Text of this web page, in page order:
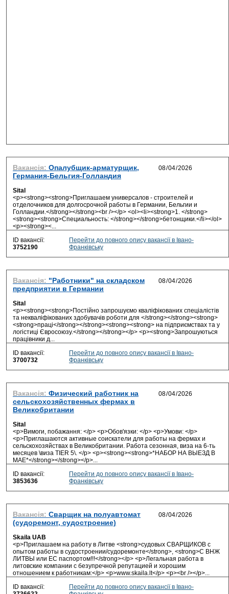
Вакансія: Опалубщик-арматурщик,
Германия-Бельгия-Голландия
Sital
<p><strong><strong>Приглашаем универсалов - строителей и
отделочников для долгосрочной работы в Германии, Бельгии и
Голландии.</strong></strong><br /></p> <ol><li><strong>1. </strong>
<strong><strong>Специальность: </strong></strong>бетонщики.</li></ol>
<p><strong><...
ID вакансії:
3752190
Перейти до повного опису вакансії в Івано-
Франківську
Вакансія: "Работники" на складском
предприятии в Германии
Sital
<p><strong><strong>Постійно запрошуємо кваліфікованих спеціалістів
та некваліфікованих здобувачів роботи для </strong></strong><strong>
<strong>праці</strong></strong><strong><strong> на підприємствах та у
логістиці Євросоюзу.</strong></strong></p> <p><strong>Запрошуються
працівники д...
ID вакансії:
3700732
Перейти до повного опису вакансії в Івано-
Франківську
Вакансія: Физический работник на
сельскохозяйственных фермах в
Великобритании
Sital
<p>Вимоги, побажання: </p> <p>Обов'язки: </p> <p>Умови: </p>
<p>Приглашаются активные соискатели для работы на фермах и
сельскохозяйствах в Великобритании. Работа сезонная, виза на 6-ть
месяцев \виза ТIER 5\. </p> <p><strong><strong>*НАБОР НА ВЫЕЗД В
МАЕ*</strong></strong></p>...
ID вакансії:
3853636
Перейти до повного опису вакансії в Івано-
Франківську
Вакансія: Сварщик на полуавтомат
(судоремонт, судостроение)
Skaila UAB
<p>Приглашаем на работу в Литве <strong>судовых СВАРЩИКОВ с
опытом работы в судостроении/судоремонте</strong>, <strong>С ВНЖ
ЛИТВЫ или ЕС паспортом!!!</strong></p> <p>Легальная работа в
литовские компании с безупречной репутацией и хорошим
отношением к работникам:</p> <p>www.skaila.lt</p> <p><br /></p>...
ID вакансії:
Перейти до повного опису вакансії в Івано-